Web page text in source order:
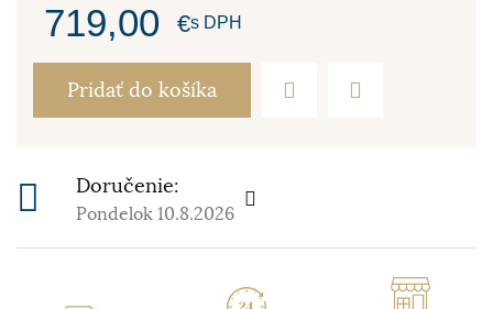
719,00 €s DPH
Pridať do košíka
Doručenie:
Pondelok 10.8.2026